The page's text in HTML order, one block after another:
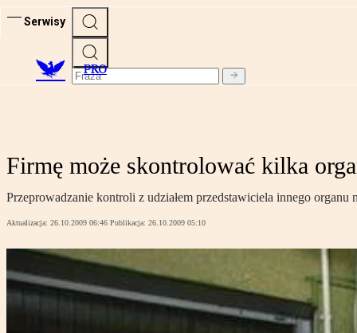
Serwisy
PRO
Firmę może skontrolować kilka
Przeprowadzanie kontroli z udziałem przedstawiciela innego
Aktualizacja: 26.10.2009 06:46 Publikacja: 26.10.2009 05:10